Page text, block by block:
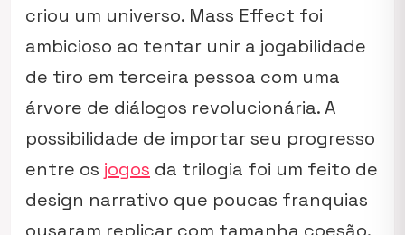
criou um universo. Mass Effect foi
ambicioso ao tentar unir a jogabilidade
de tiro em terceira pessoa com uma
árvore de diálogos revolucionária. A
possibilidade de importar seu progresso
entre os jogos da trilogia foi um feito de
design narrativo que poucas franquias